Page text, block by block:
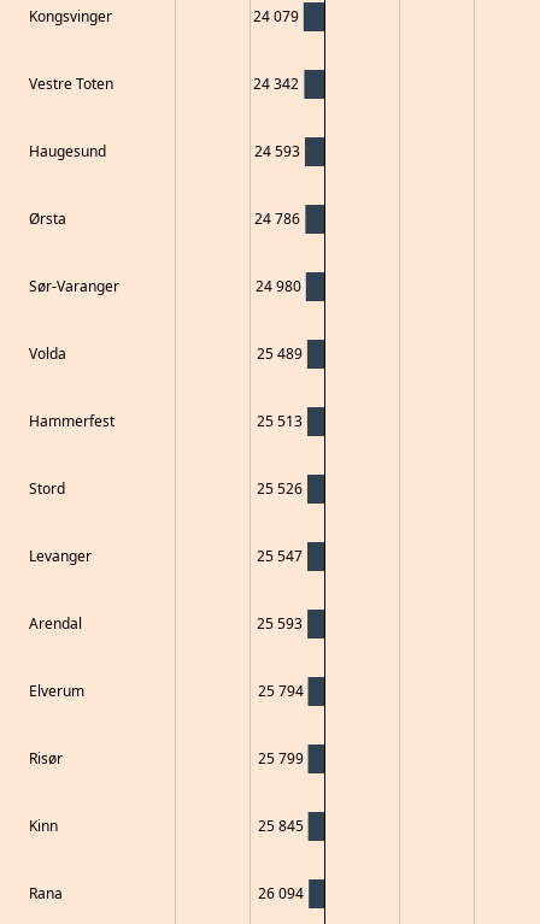
Kongsvinger
Vestre Toten
Haugesund
Ørsta
Sør-Varanger
Volda
Hammerfest
Stord
Levanger
Arendal
Elverum
Risør
Kinn
Rana
24 079
24 342
24 593
24 786
24 980
25 489
25 513
25 526
25 547
25 593
25 794
25 799
25 845
26 094